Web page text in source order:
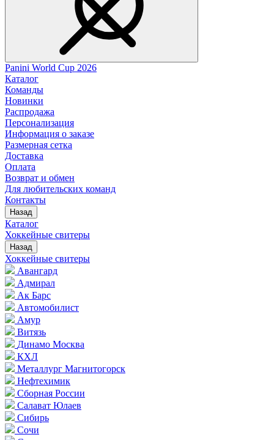
Panini World Cup 2026
Каталог
Команды
Новинки
Распродажа
Персонализация
Информация о заказе
Размерная сетка
Доставка
Оплата
Возврат и обмен
Для любительских команд
Контакты
Назад
Каталог
Хоккейные свитеры
Назад
Хоккейные свитеры
Авангард
Адмирал
Ак Барс
Автомобилист
Амур
Витязь
Динамо Москва
КХЛ
Металлург Магнитогорск
Нефтехимик
Сборная России
Салават Юлаев
Сибирь
Сочи